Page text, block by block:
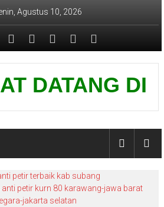
Agustus 10, 2026
DATANG
petir terbaik kab subang
anti petir kurn 80 karawang-jawa barat
jakarta selatan